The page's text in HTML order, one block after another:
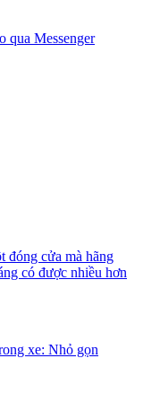
qua Messenger
đóng cửa mà hãng
có được nhiều hơn
xe: Nhỏ gọn